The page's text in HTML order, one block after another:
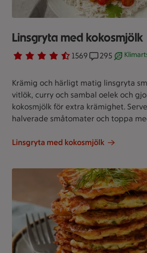
Linsgryta med kokosmjölk
Betyg 4.6 av 5. 1569
1569 personer har röstatReceptet har
295
Krämig och härligt matig linsgryta
vitlök, curry och sambal oelek och
kokosmjölk för extra krämighet.
halverade småtomater och toppa
Linsgryta med kokosmjölk